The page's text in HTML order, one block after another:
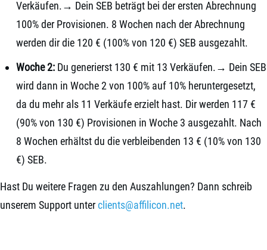
Verkäufen.→ Dein SEB beträgt bei der ersten Abrechnung
100% der Provisionen. 8 Wochen nach der Abrechnung
werden dir die 120 € (100% von 120 €) SEB ausgezahlt.
Woche 2: Du generierst 130 € mit 13 Verkäufen.→ Dein SEB
wird dann in Woche 2 von 100% auf 10% heruntergesetzt,
da du mehr als 11 Verkäufe erzielt hast. Dir werden 117 €
(90% von 130 €) Provisionen in Woche 3 ausgezahlt. Nach
8 Wochen erhältst du die verbleibenden 13 € (10% von 130
€) SEB.
Hast Du weitere Fragen zu den Auszahlungen? Dann schreib
unserem Support unterclients@affilicon.net.